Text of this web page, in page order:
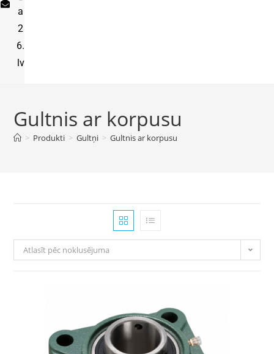
a
2
6.
lv
Gultnis ar korpusu
> Produkti > Gultņi > Gultnis ar korpusu
Atlasīt pēc noklusējuma